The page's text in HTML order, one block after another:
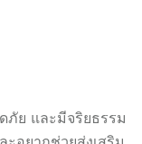
ภัย และมีจริยธรรม